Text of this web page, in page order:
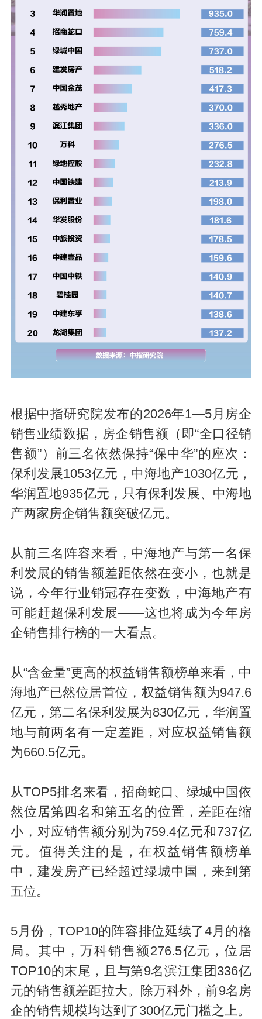
根据中指研究院发布的2026年1—5月房企
销售业绩数据，房企销售额（即“全口径销
售额”）前三名依然保持“保中华”的座次：
保利发展1053亿元，中海地产1030亿元，
华润置地935亿元，只有保利发展、中海地
产两家房企销售额突破亿元。
从前三名阵容来看，中海地产与第一名保
利发展的销售额差距依然在变小，也就是
说，今年行业销冠存在变数，中海地产有
可能赶超保利发展——这也将成为今年房
企销售排行榜的一大看点。
从“含金量”更高的权益销售额榜单来看，中
海地产已然位居首位，权益销售额为947.6
亿元，第二名保利发展为830亿元，华润置
地与前两名有一定差距，对应权益销售额
为660.5亿元。
从TOP5排名来看，招商蛇口、绿城中国依
然位居第四名和第五名的位置，差距在缩
小，对应销售额分别为759.4亿元和737亿
元。值得关注的是，在权益销售额榜单
中，建发房产已经超过绿城中国，来到第
五位。
5月份，TOP10的阵容排位延续了4月的格
局。其中，万科销售额276.5亿元，位居
TOP10的末尾，且与第9名滨江集团336亿
元的销售额差距拉大。除万科外，前9名房
企的销售规模均达到了300亿元门槛之上。